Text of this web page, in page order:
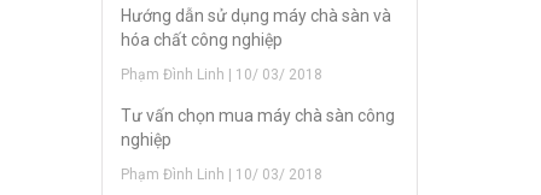
Hướng dẫn sử dụng máy chà sàn và
hóa chất công nghiệp
Phạm Đình Linh | 10/ 03/ 2018
Tư vấn chọn mua máy chà sàn công
nghiệp
Phạm Đình Linh | 10/ 03/ 2018